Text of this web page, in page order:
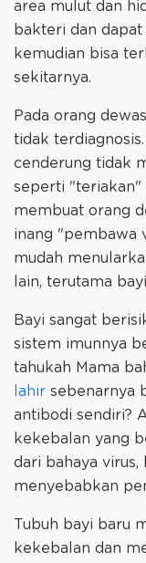
area mulut dan
bakteri dan
kemudian bisa
sekitarnya.
Pada orang
tidak
cenderung tidak
seperti "teriakan"
membuat orang
inang "pembawa
mudah
lain, terutama
Bayi sangat
sistem imunnya
tahukah Mama
lahir sebenarnya
antibodi sendiri?
kekebalan yang
dari bahaya
menyebabkan
Tubuh bayi baru
kekebalan dan